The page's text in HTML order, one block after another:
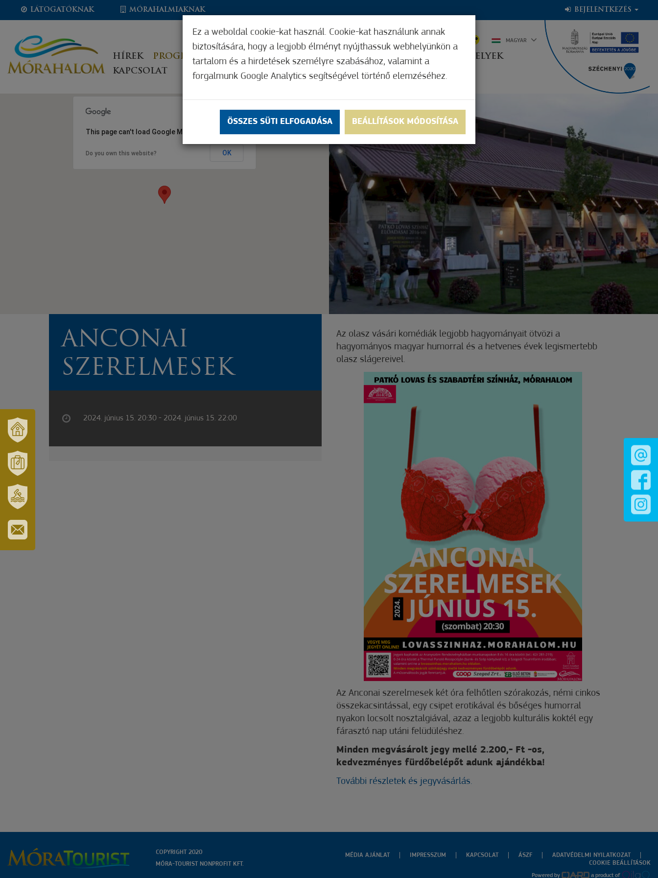
VÁRUSONK
ÉS
TÉRSÉGÜNK
TURISZTIKA
ERZSÉBET
GYÓGYFÜRDŐ
IRATKOZZON
LÁTOGATÓKNAK MÓRAHALMIAKNAK BEJELENTKEZÉS
HÍREK PROGRAMOK ÍGY MŰKÖDIK HASZNOS FUNKCIÓK
ELFOGADÓHELYEK
KAPCSOLAT
MAGYAR
This page can't load Google Maps correctly.
Do you own this website? OK
Nem értékelt
ANCONAI
SZERELMESEK
2024. június 15. 20:30 - 2024. június 15. 22:00
Az olasz vásári komédiák legjobb hagyományait ötvözi a
hagyományos magyar humorral és a hetvenes évek legismertebb
olasz slágereivel.
Az Anconai szerelmesek két óra felhőtlen szórakozás, némi cinkos
összekacsintással, egy csipet erotikával és bőséges humorral
nyakon locsolt nosztalgiával, azaz a legjobb kulturális koktél egy
fárasztó nap utáni felüdüléshez.
Minden megvásárolt jegy mellé 2.200,- Ft -os,
kedvezményes fürdőbelépőt adunk ajándékba!
További részletek és jegyvásárlás.
Ez a weboldal cookie-kat használ. Cookie-kat használunk annak
biztosítására, hogy a legjobb élményt nyújthassuk webhelyünkön a
tartalom és a hirdetések személyre szabásához, valamint a
forgalmunk Google Analytics segítségével történő elemzéséhez.
ÖSSZES SÜTI ELFOGADÁSA BEÁLLÍTÁSOK MÓDOSÍTÁSA
COPYRIGHT 2020
MÓRA-TOURIST NONPROFIT KFT.
MÉDIA AJÁNLAT IMPRESSZUM KAPCSOLAT ÁSZF
ADATVÉDELMI NYILATKOZAT
COOKIE BEÁLLÍTÁSOK
Powered by a product of